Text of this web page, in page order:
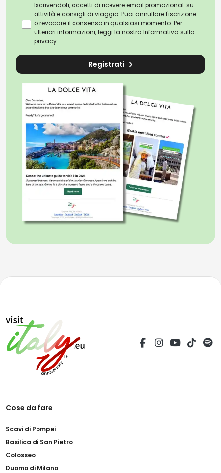
Iscrivendoti, accetti di ricevere email promozionali su
attività e consigli di viaggio. Puoi annullare l'iscrizione
o revocare il consenso in qualsiasi momento. Per
ulteriori informazioni, leggi la nostra Informativa sulla
privacy
Registrati
Cose da fare
Scavi di Pompei
Basilica di San Pietro
Colosseo
Duomo di Milano